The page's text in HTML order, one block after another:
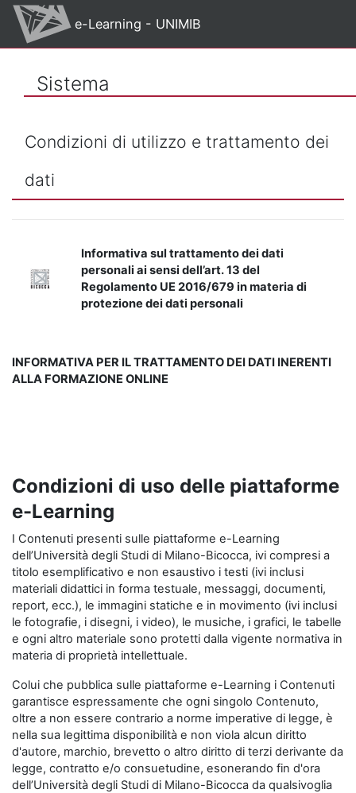
Vai al contenuto principale
e-Learning - UNIMIB
Sistema
Condizioni di utilizzo e trattamento dei
dati
Informativa sul trattamento dei dati
personali ai sensi dell’art. 13 del
Regolamento UE 2016/679 in materia di
protezione dei dati personali
INFORMATIVA PER IL TRATTAMENTO DEI DATI INERENTI
ALLA FORMAZIONE ONLINE
Condizioni di uso delle piattaforme
e-Learning
I Contenuti presenti sulle piattaforme e-Learning
dell’Università degli Studi di Milano-Bicocca, ivi compresi a
titolo esemplificativo e non esaustivo i testi (ivi inclusi
materiali didattici in forma testuale, messaggi, documenti,
report, ecc.), le immagini statiche e in movimento (ivi inclusi
le fotografie, i disegni, i video), le musiche, i grafici, le tabelle
e ogni altro materiale sono protetti dalla vigente normativa in
materia di proprietà intellettuale.
Colui che pubblica sulle piattaforme e-Learning i Contenuti
garantisce espressamente che ogni singolo Contenuto,
oltre a non essere contrario a norme imperative di legge, è
nella sua legittima disponibilità e non viola alcun diritto
d'autore, marchio, brevetto o altro diritto di terzi derivante da
legge, contratto e/o consuetudine, esonerando fin d'ora
dell’Università degli Studi di Milano-Bicocca da qualsivoglia